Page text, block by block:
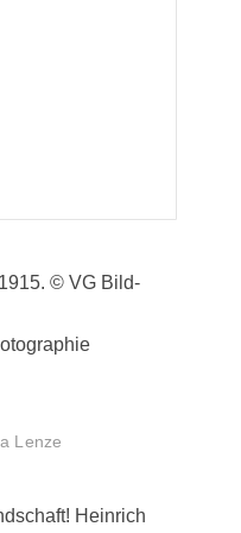
© VG Bild-
Lenze
Heinrich